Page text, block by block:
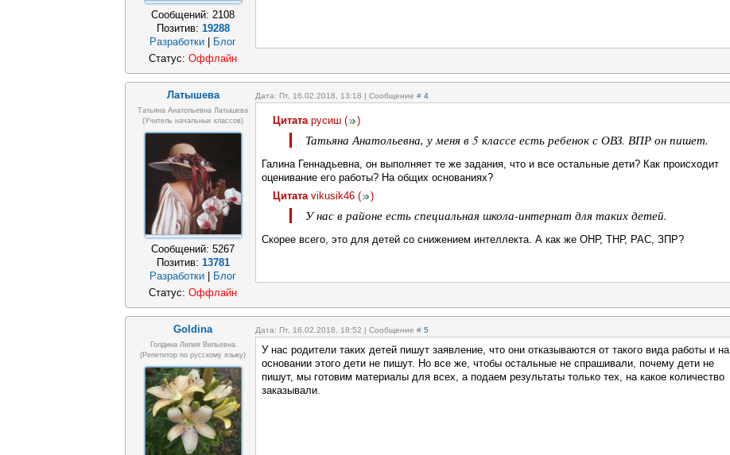
Сообщений: 2108
Позитив: 19288
Разработки
Блог
Статус: Оффлайн
Латышева Дата: Пт, 16.02.2018, 13:18 | Сообщение # 4
Татьяна Анатольевна Латышева
(учитель начальных классов)
Сообщений: 5267
Позитив: 13781
Разработки
Блог
Цитата русиш ( )
Татьяна Анатольевна, у меня в 5 классе есть ребенок с ОВЗ. ВПР он пишет.
Галина Геннадьевна, он выполняет те же задания, что и все остальные дети? Как происходит
оценивание его работы? На общих основаниях?
Цитата vikusik46 ( )
У нас в районе есть специальная школа-интернат для таких детей.
Скорее всего, это для детей со снижением интеллекта. А как же ОНР, ТНР, РАС, ЗПР?
Статус: Оффлайн
Goldina Дата: Пт, 16.02.2018, 18:52 | Сообщение # 5
Голдина Лилия Вильевна
(репетитор по русскому языку)
У нас родители таких детей пишут заявление, что они отказываются от такого вида работы и на
основании этого дети не пишут. Но все же, чтобы остальные не спрашивали, почему дети не
пишут, мы готовим материалы для всех, а подаем результаты только тех, на какое количество
заказывали.